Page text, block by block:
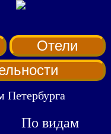
Отели
Петербурга
По видам